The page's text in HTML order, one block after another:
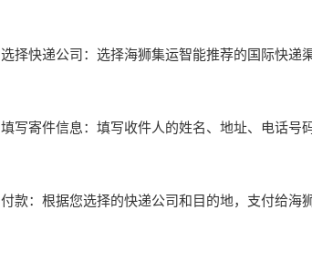
选择快递公司：选择海狮集运智能推荐的国际快递
填写寄件信息：填写收件人的姓名、地址、电话号
付款：根据您选择的快递公司和目的地，支付给海